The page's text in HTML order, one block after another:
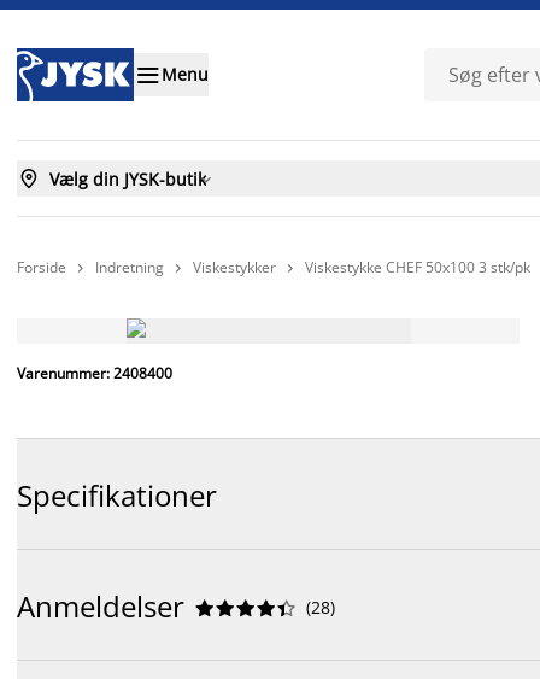
Menu
 Vælg din JYSK-butik
Forside  Indretning  Viskestykker  Viskestykke CHEF 50x100 3 stk/pk
FAST LAV PRIS
Varenummer: 2408400
Specifikationer
Anmeldelser 




 (28)